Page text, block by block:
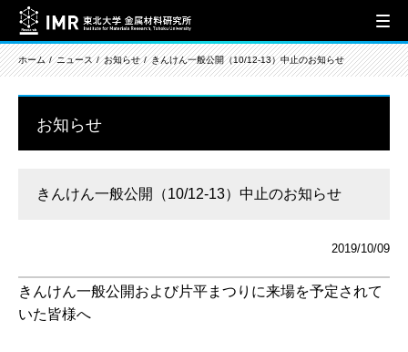
ホーム ニュース お知らせ きんけん一般公開（10/12-13）中止のお知らせ
お知らせ
きんけん一般公開（10/12-13）中止のお知らせ
2019/10/09
きんけん一般公開および片平まつりに来場を予定されて
いた皆様へ